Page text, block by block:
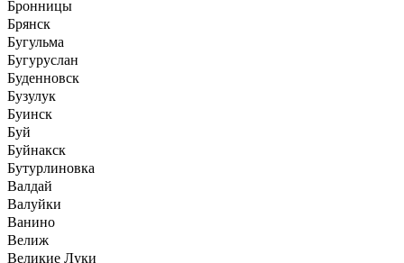
Бронницы
Брянск
Бугульма
Бугуруслан
Буденновск
Бузулук
Буинск
Буй
Буйнакск
Бутурлиновка
Валдай
Валуйки
Ванино
Велиж
Великие Луки